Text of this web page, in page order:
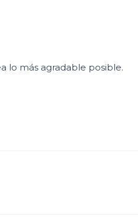
lo más agradable posible.